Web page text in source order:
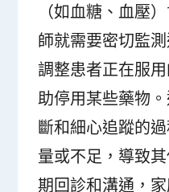
（如血糖、血壓
師就需要密切監
調整患者正在服
助停用某些藥物
斷和細心追蹤的
量或不足，導致
期回診和溝通，